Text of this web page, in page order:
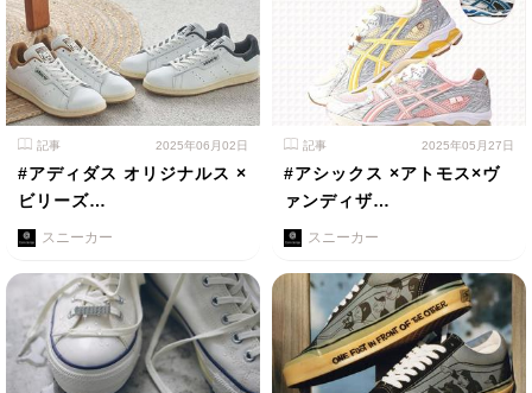
記事 2025年06月02日
#アディダス オリジナルス ×
ビリーズ…
スニーカー
記事 2025年05月27日
#アシックス ×アトモス×ヴ
ァンディザ…
スニーカー